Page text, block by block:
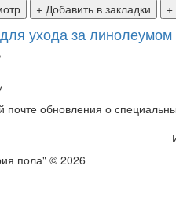
+ Добавить в закладки
ухода за линолеумом
почте обновления о
пола" © 2026